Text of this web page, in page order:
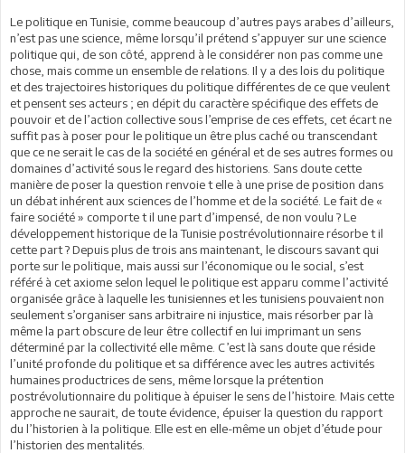
Le politique en Tunisie, comme beaucoup d’autres pays arabes d’ailleurs,
n’est pas une science, même lorsqu’il prétend s’appuyer sur une science
politique qui, de son côté, apprend à le considérer non pas comme une
chose, mais comme un ensemble de relations. Il y a des lois du politique
et des trajectoires historiques du politique différentes de ce que veulent
et pensent ses acteurs ; en dépit du caractère spécifique des effets de
pouvoir et de l’action collective sous l’emprise de ces effets, cet écart ne
suffit pas à poser pour le politique un être plus caché ou transcendant
que ce ne serait le cas de la société en général et de ses autres formes ou
domaines d’activité sous le regard des historiens. Sans doute cette
manière de poser la question renvoie t elle à une prise de position dans
un débat inhérent aux sciences de l’homme et de la société. Le fait de «
faire société » comporte t il une part d’impensé, de non voulu ? Le
développement historique de la Tunisie postrévolutionnaire résorbe t il
cette part ? Depuis plus de trois ans maintenant, le discours savant qui
porte sur le politique, mais aussi sur l’économique ou le social, s’est
référé à cet axiome selon lequel le politique est apparu comme l’activité
organisée grâce à laquelle les tunisiennes et les tunisiens pouvaient non
seulement s’organiser sans arbitraire ni injustice, mais résorber par là
même la part obscure de leur être collectif en lui imprimant un sens
déterminé par la collectivité elle même. C’est là sans doute que réside
l’unité profonde du politique et sa différence avec les autres activités
humaines productrices de sens, même lorsque la prétention
postrévolutionnaire du politique à épuiser le sens de l’histoire. Mais cette
approche ne saurait, de toute évidence, épuiser la question du rapport
du l’historien à la politique. Elle est en elle-même un objet d’étude pour
l’historien des mentalités.